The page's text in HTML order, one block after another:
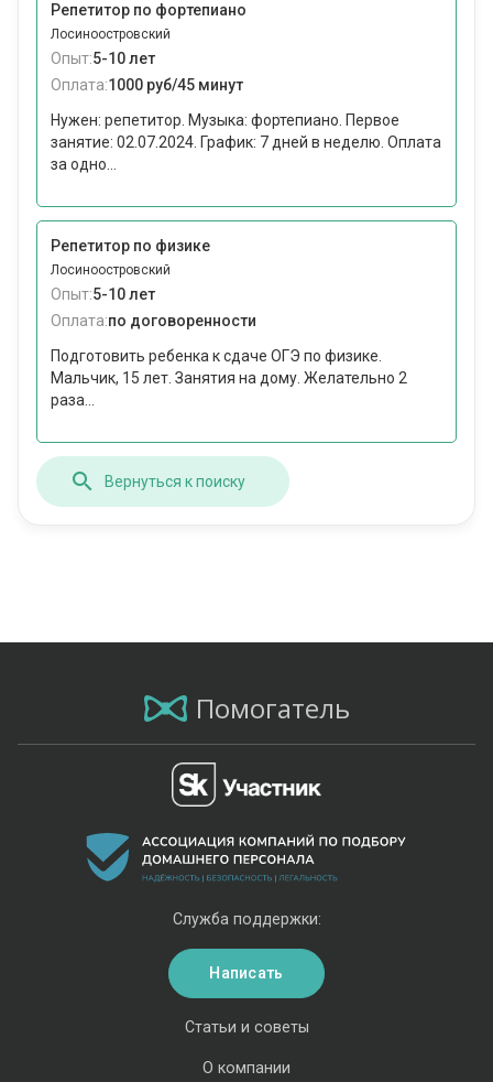
Репетитор по фортепиано
Лосиноостровский
Опыт:5-10 лет
Оплата:1000 руб/45 минут
Нужен: репетитор. Музыка: фортепиано. Первое
занятие: 02.07.2024. График: 7 дней в неделю. Оплата
за одно...
Репетитор по физике
Лосиноостровский
Опыт:5-10 лет
Оплата:по договоренности
Подготовить ребенка к сдаче ОГЭ по физике.
Мальчик, 15 лет. Занятия на дому. Желательно 2
раза...
Вернуться к поиску
Помогатель
Статьи и советы
О компании
Служба поддержки:
Написать